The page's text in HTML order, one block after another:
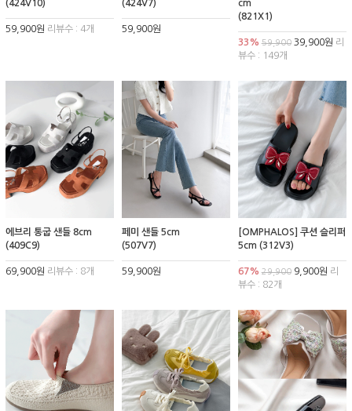
(424V10)
59,900원 리뷰수 : 4개
(424V7)
59,900원
cm
(821X1)
33% 59,90039,900원 리
뷰수 : 149개
에브리 통굽 샌들 8cm
(409C9)
69,900원 리뷰수 : 8개
페미 샌들 5cm
(507V7)
59,900원
[OMPHALOS] 쿠션 슬리퍼
5cm (312V3)
67% 29,9009,900원 리
뷰수 : 82개